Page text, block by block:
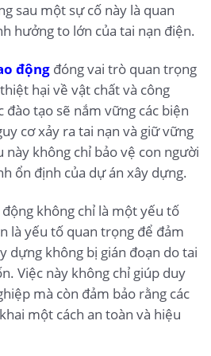
sau một sự cố này là quan
hưởng to lớn của tai nạn điện.
động đóng vai trò quan trọng
hại về vật chất và công
tạo sẽ nắm vững các biện
cơ xảy ra tai nạn và giữ vững
không chỉ bảo vệ con người
ổn định của dự án xây dựng.
không chỉ là một yếu tố
là yếu tố quan trọng để đảm
dựng không bị gián đoạn do tai
Việc này không chỉ giúp duy
mà còn đảm bảo rằng các
một cách an toàn và hiệu